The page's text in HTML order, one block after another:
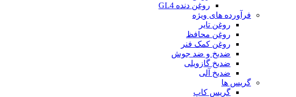
روغن دنده GL4
فرآورده های ویژه
روغن تایر
روغن محافظ
روغن کمک فنر
ضدیخ و ضد جوش
ضدیخ گازویلی
ضدیخ آلی
گریس ها
گریس کاپ